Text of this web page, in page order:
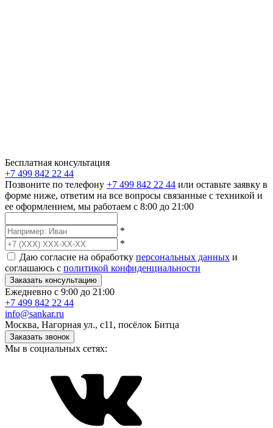
Бесплатная консультация
+7 499 842 22 44
Позвоните по телефону +7 499 842 22 44 или оставьте заявку в
форме ниже, ответим на все вопросы связанные с техникой и
ее оформлением, мы работаем с 8:00 до 21:00
*
*
Даю согласие на обработку персональных данных и
соглашаюсь с политикой конфиденциальности
Заказать консультацию
Ежедневно с 9:00 до 21:00
+7 499 842 22 44
info@sankar.ru
Москва, Нагорная ул., с11, посёлок Битца
Заказать звонок
Мы в социальных сетях: